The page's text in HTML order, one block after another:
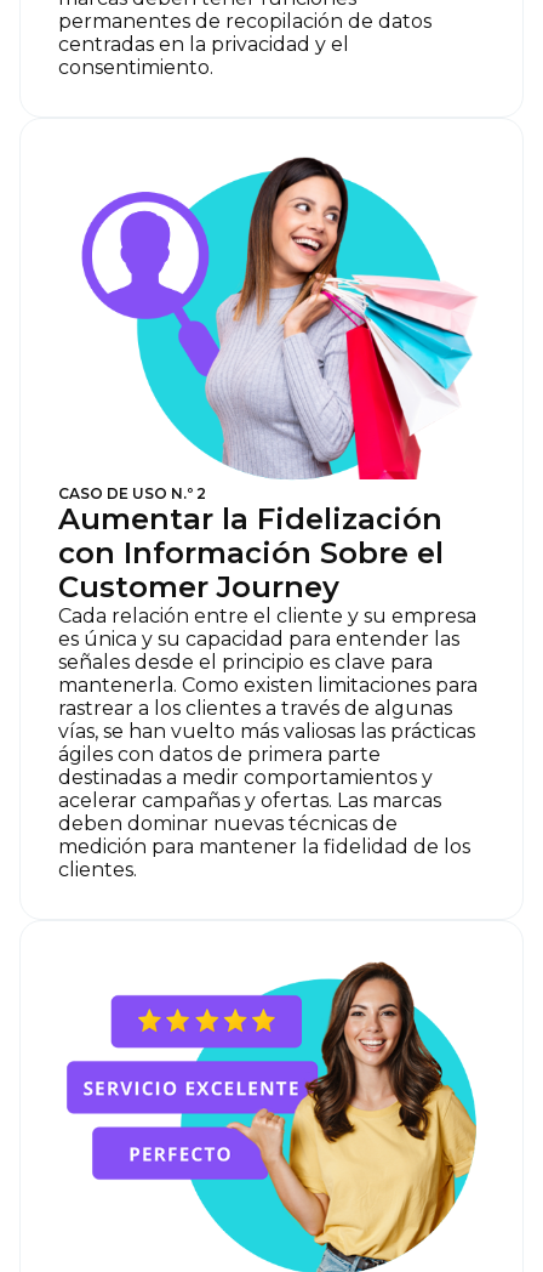
permanentes de recopilación de datos
centradas en la privacidad y el
consentimiento.
CASO DE USO N.º 2
Aumentar la Fidelización
con Información Sobre el
Customer Journey
Cada relación entre el cliente y su empresa
es única y su capacidad para entender las
señales desde el principio es clave para
mantenerla. Como existen limitaciones para
rastrear a los clientes a través de algunas
vías, se han vuelto más valiosas las prácticas
ágiles con datos de primera parte
destinadas a medir comportamientos y
acelerar campañas y ofertas. Las marcas
deben dominar nuevas técnicas de
medición para mantener la fidelidad de los
clientes.